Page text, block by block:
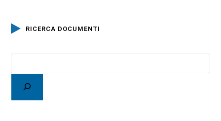
RICERCA DOCUMENTI